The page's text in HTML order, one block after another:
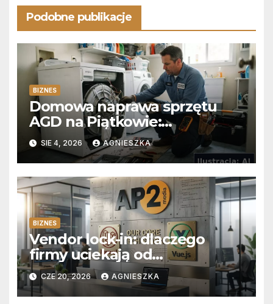
Podobne publikacje
BIZNES
Domowa naprawa sprzętu
AGD na Piątkowie:
Niezawodne usuwanie
usterek pralek w Poznaniu
SIE 4, 2026 AGNIESZKA
BIZNES
Vendor lock-in: dlaczego
firmy uciekają od
abonamentów do własnego
kodu
CZE 20, 2026 AGNIESZKA